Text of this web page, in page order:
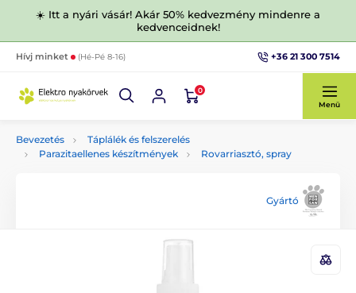
☀️ Itt a nyári vásár! Akár 50% kedvezmény mindenre a
kedvenceidnek!
Hívj minket (Hé-Pé 8-16) +36 21 300 7514
0
Menü
Bevezetés
Táplálék és felszerelés
Parazitaellenes készítmények
Rovarriasztó, spray
Gyártó